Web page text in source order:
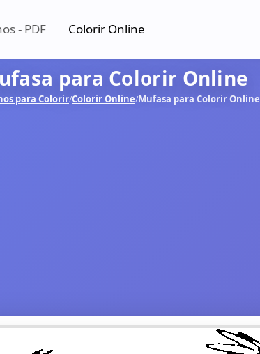
- PDF Colorir Online
para Colorir Online
para Colorir/Colorir Online/Mufasa para Colorir Online